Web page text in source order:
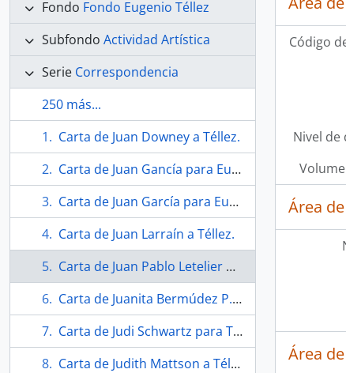
Fondo Fondo Eugenio Téllez
Subfondo Actividad Artística
Serie Correspondencia
250 más...
Carta de Juan Downey a Téllez.
Carta de Juan Gancía para Eugenio Téllez.
Carta de Juan García para Eugenio Téllez.
Carta de Juan Larraín a Téllez.
Carta de Juan Pablo Letelier para Eugenio Téllez.
Carta de Juanita Bermúdez P. a Eugenio y Myndi Téllez.
Carta de Judi Schwartz para Téllez.
Carta de Judith Mattson a Téllez.
Código
Nivel de
Área
Área